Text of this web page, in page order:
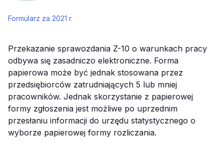
Formularz za 2021 r.
Przekazanie sprawozdania Z-10 o warunkach pracy
odbywa się zasadniczo elektroniczne. Forma
papierowa może być jednak stosowana przez
przedsiębiorców zatrudniających 5 lub mniej
pracowników. Jednak skorzystanie z papierowej
formy zgłoszenia jest możliwe po uprzednim
przesłaniu informacji do urzędu statystycznego o
wyborze papierowej formy rozliczania.